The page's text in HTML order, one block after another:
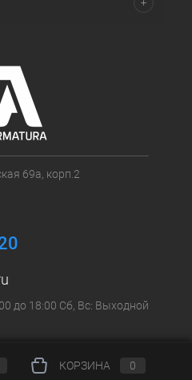
69а, корп.2
до 18:00 Сб, Вс: Выходной
КОРЗИНА 0